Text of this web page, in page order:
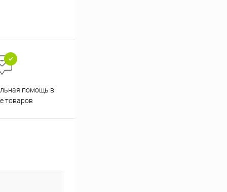
помощь в
товаров